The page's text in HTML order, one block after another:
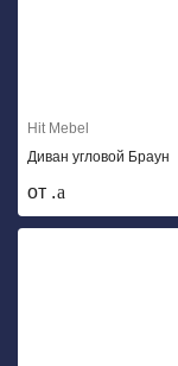
Hit Mebel
Диван угловой Браун
от .